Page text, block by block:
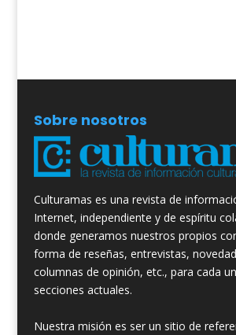
Sobre nosotros
Culturamas es una revista de
Internet, independiente y de espíritu
donde generamos nuestros propios
forma de reseñas, entrevistas,
columnas de opinión, etc., para cada
secciones actuales.
Nuestra misión es ser un sitio de